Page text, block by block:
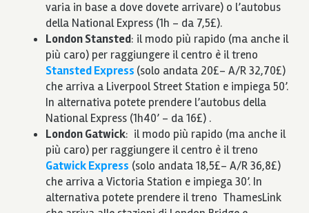
varia in base a dove dovete arrivare) o l’autobus
della National Express (1h – da 7,5£).
London Stansted: il modo più rapido (ma anche il
più caro) per raggiungere il centro è il treno
Stansted Express (solo andata 20£- A/R 32,70£)
che arriva a Liverpool Street Station e impiega 50’.
In alternativa potete prendere l’autobus della
National Express (1h40’ – da 16£) .
London Gatwick: il modo più rapido (ma anche il
più caro) per raggiungere il centro è il treno
Gatwick Express (solo andata 18,5£- A/R 36,8£)
che arriva a Victoria Station e impiega 30’. In
alternativa potete prendere il treno ThamesLink